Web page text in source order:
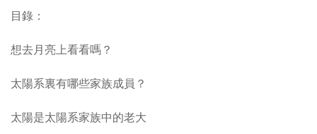
目錄：
想去月亮上看看嗎？
太陽系裏有哪些家族成員？
太陽是太陽系家族中的老大